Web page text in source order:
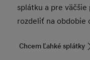
splátku a pre
rozdeliť na obdobie
Chcem Ľahké splátky